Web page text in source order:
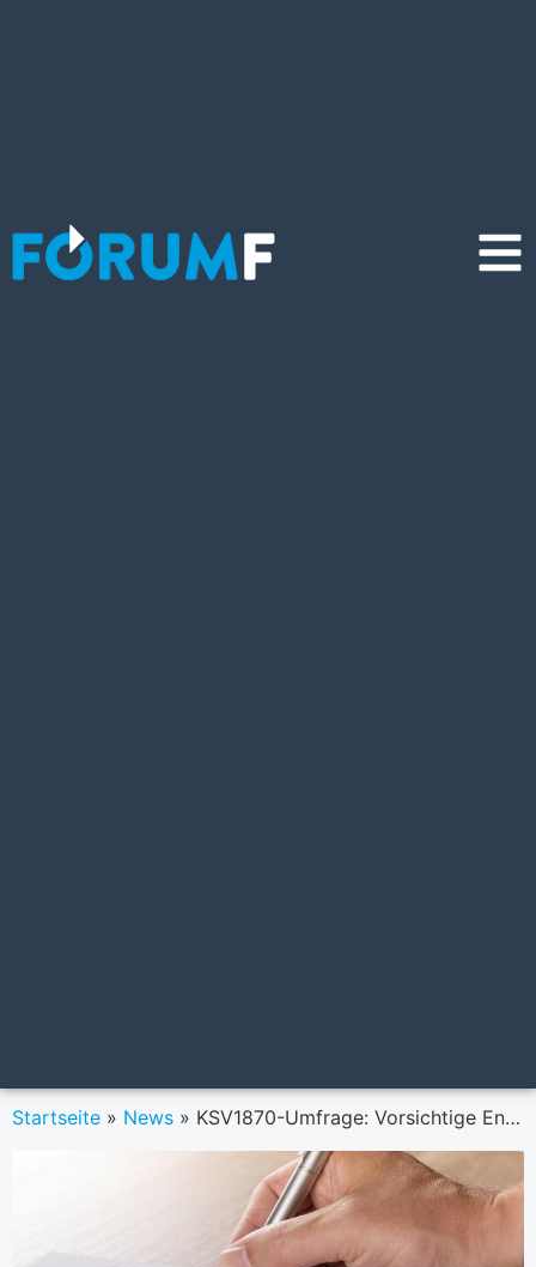
Startseite » News » KSV1870-Umfrage: Vorsichtige Entspannung bei liquiden Mitteln